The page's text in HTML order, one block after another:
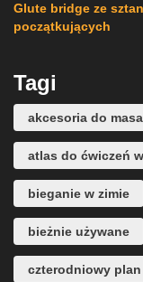
Glute bridge ze
początkujących
Tagi
akcesoria do
atlas do ćwiczeń
bieganie w zimie
bieżnie używane
czterodniowy